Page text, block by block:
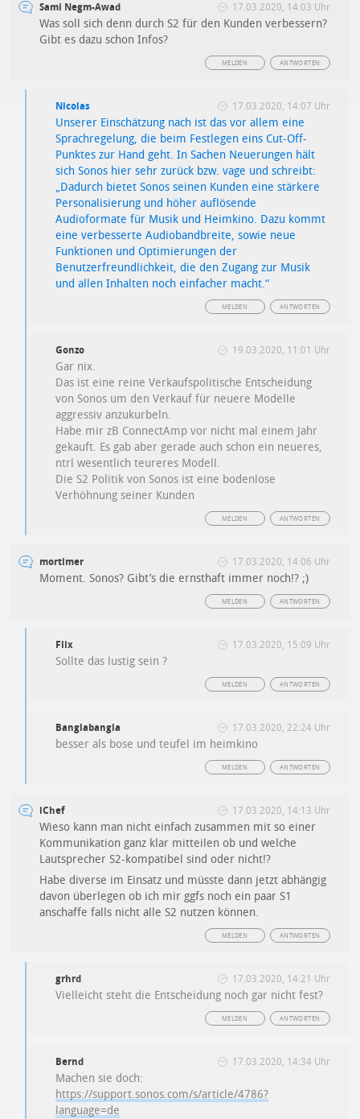
Sami Negm-Awad 17.03.2020, 14:03 Uhr
Was soll sich denn durch S2 für den Kunden verbessern?
Gibt es dazu schon Infos?
ANTWORTEN
MELDEN
Nicolas 17.03.2020, 14:07 Uhr
Unserer Einschätzung nach ist das vor allem eine
Sprachregelung, die beim Festlegen eins Cut-Off-
Punktes zur Hand geht. In Sachen Neuerungen hält
sich Sonos hier sehr zurück bzw. vage und schreibt:
„Dadurch bietet Sonos seinen Kunden eine stärkere
Personalisierung und höher auflösende
Audioformate für Musik und Heimkino. Dazu kommt
eine verbesserte Audiobandbreite, sowie neue
Funktionen und Optimierungen der
Benutzerfreundlichkeit, die den Zugang zur Musik
und allen Inhalten noch einfacher macht.“
ANTWORTEN
MELDEN
Gonzo 19.03.2020, 11:01 Uhr
Gar nix.
Das ist eine reine Verkaufspolitische Entscheidung
von Sonos um den Verkauf für neuere Modelle
aggressiv anzukurbeln.
Habe mir zB ConnectAmp vor nicht mal einem Jahr
gekauft. Es gab aber gerade auch schon ein neueres,
ntrl wesentlich teureres Modell.
Die S2 Politik von Sonos ist eine bodenlose
Verhöhnung seiner Kunden
ANTWORTEN
MELDEN
mortimer 17.03.2020, 14:06 Uhr
Moment. Sonos? Gibt’s die ernsthaft immer noch!? ;)
ANTWORTEN
MELDEN
Flix 17.03.2020, 15:09 Uhr
Sollte das lustig sein ?
ANTWORTEN
MELDEN
Banglabangla 17.03.2020, 22:24 Uhr
besser als bose und teufel im heimkino
ANTWORTEN
MELDEN
iChef 17.03.2020, 14:13 Uhr
Wieso kann man nicht einfach zusammen mit so einer
Kommunikation ganz klar mitteilen ob und welche
Lautsprecher S2-kompatibel sind oder nicht!?
Habe diverse im Einsatz und müsste dann jetzt abhängig
davon überlegen ob ich mir ggfs noch ein paar S1
anschaffe falls nicht alle S2 nutzen können.
ANTWORTEN
MELDEN
grhrd 17.03.2020, 14:21 Uhr
Vielleicht steht die Entscheidung noch gar nicht fest?
ANTWORTEN
MELDEN
Bernd 17.03.2020, 14:34 Uhr
Machen sie doch:
https://support.sonos.com/s/article/4786?
language=de